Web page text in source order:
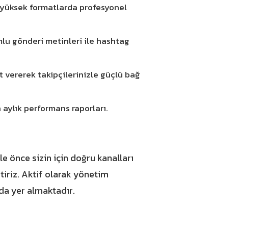
formatlarda profesyonel
gönderi metinleri ile hashtag
vererek takipçilerinizle güçlü bağ
performans raporları.
önce sizin için doğru kanalları
Aktif olarak yönetim
yer almaktadır.